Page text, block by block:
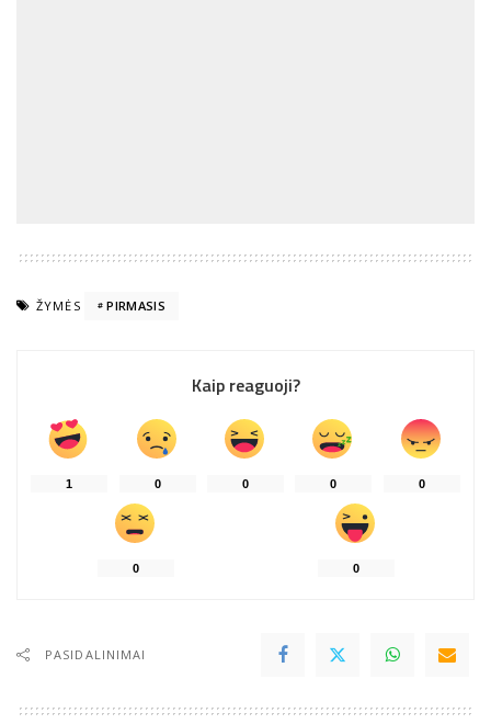
ŽYMĖS PIRMASIS
Kaip reaguoji?
1 0 0 0 0
0 0
PASIDALINIMAI